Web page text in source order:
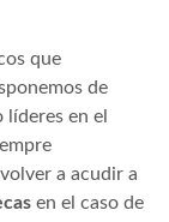
que
de
en el
a acudir a
en el caso de